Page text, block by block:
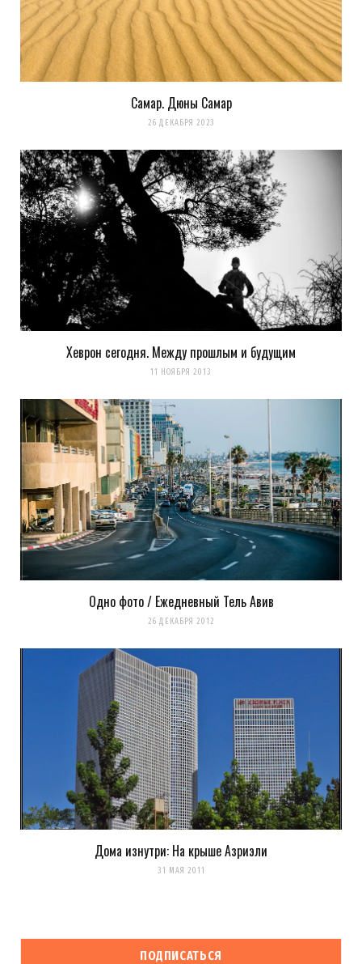
Самар. Дюны Самар
26 ДЕКАБРЯ 2023
Хеврон сегодня. Между прошлым и будущим
11 НОЯБРЯ 2013
Одно фото / Ежедневный Тель Авив
26 ДЕКАБРЯ 2012
Дома изнутри: На крыше Азриэли
31 МАЯ 2011
ПОДПИСАТЬСЯ